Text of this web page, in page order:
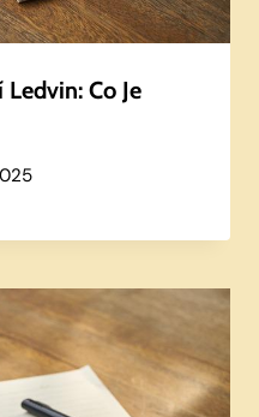
Co Je